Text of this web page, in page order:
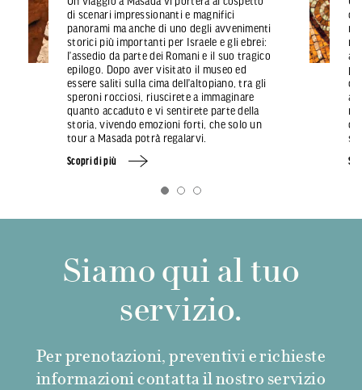
di scenari impressionanti e magnifici
panorami ma anche di uno degli avvenimenti
storici più importanti per Israele e gli ebrei:
l’assedio da parte dei Romani e il suo tragico
epilogo. Dopo aver visitato il museo ed
essere saliti sulla cima dell’altopiano, tra gli
speroni rocciosi, riuscirete a immaginare
quanto accaduto e vi sentirete parte della
storia, vivendo emozioni forti, che solo un
tour a Masada potrà regalarvi.
Scopri di più
Siamo qui al tuo
servizio.
Per prenotazioni, preventivi e richieste
informazioni contatta il nostro servizio